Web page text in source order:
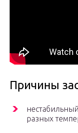
Причины
разных